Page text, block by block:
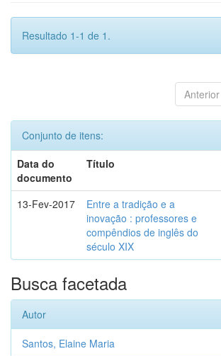
Resultado 1-1 de 1.
Anterior
Conjunto de itens:
Data do
documento
Título
13-Fev-2017
Entre a tradição e a
inovação : professores e
compêndios de inglês do
século XIX
Busca facetada
Autor
Santos, Elaine Maria